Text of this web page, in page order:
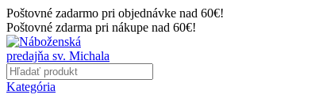
Poštovné zadarmo pri objednávke nad 60€!
Poštovné zdarma pri nákupe nad 60€!
Kategória